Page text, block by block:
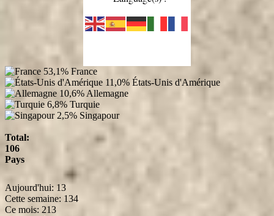
53,1% France
11,0% États-Unis d'Amérique
10,6% Allemagne
6,8% Turquie
2,5% Singapour
Total:
106
Pays
Aujourd'hui: 13
Cette semaine: 134
Ce mois: 213